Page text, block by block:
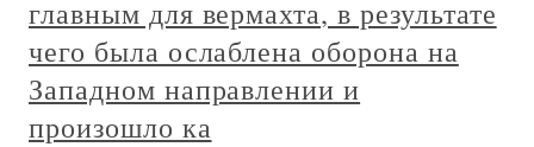
главным для вермахта, в результате
чего была ослаблена оборона на
Западном направлении и
произошло ка